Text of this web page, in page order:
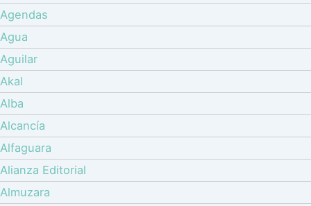
Agendas
Agua
Aguilar
Akal
Alba
Alcancía
Alfaguara
Alianza Editorial
Almuzara